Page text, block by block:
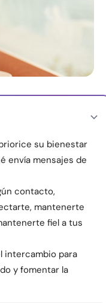
su bienestar
envía mensajes de
contacto,
mantenerte
fiel a tus
intercambio para
y fomentar la